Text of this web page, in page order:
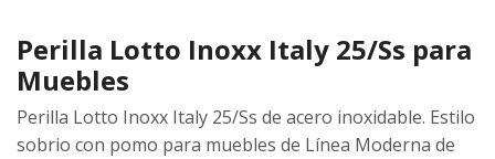
Perilla Lotto Inoxx Italy 25/Ss para
Muebles
Perilla Lotto Inoxx Italy 25/Ss de acero inoxidable. Estilo
sobrio con pomo para muebles de Línea Moderna de